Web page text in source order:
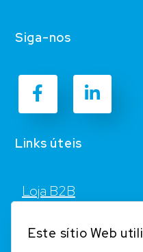
Siga-nos
Links úteis
Loja B2B
Este sítio Web